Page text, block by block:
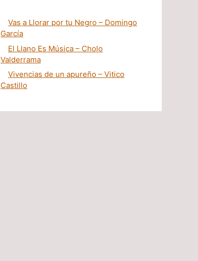
Vas a Llorar por tu Negro – Domingo
García
El Llano Es Música – Cholo
Valderrama
Vivencias de un apureño – Vitico
Castillo